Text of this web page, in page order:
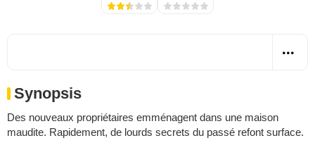
Synopsis
Des nouveaux propriétaires emménagent dans une maison
maudite. Rapidement, de lourds secrets du passé refont surface.